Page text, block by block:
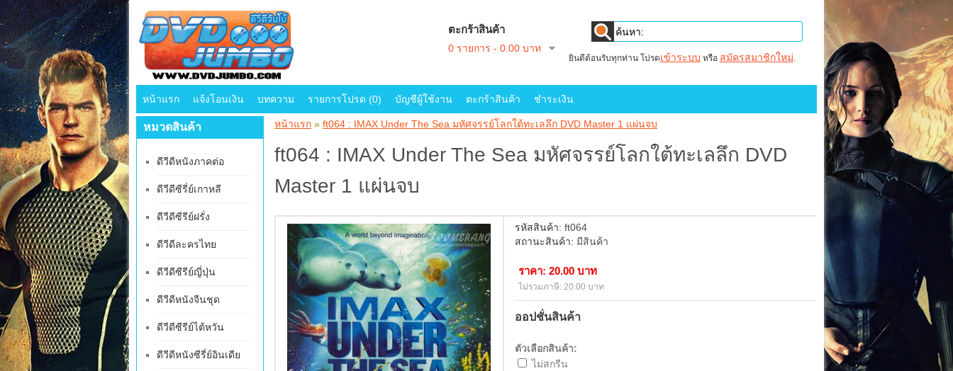
ตะกร้าสินค้า
0 รายการ - 0.00 บาท
ยินดีต้อนรับทุกท่าน โปรดเข้าระบบ หรือ สมัครสมาชิกใหม่.
หน้าแรก แจ้งโอนเงิน บทความ รายการโปรด (0) บัญชีผู้ใช้งาน ตะกร้าสินค้า ชำระเงิน
หมวดสินค้า
ดีวีดีหนังภาคต่อ
ดีวีดีซีรี่ย์เกาหลี
ดีวีดีซีรีย์ฝรั่ง
ดีวีดีละครไทย
ดีวีดีซีรีย์ญี่ปุ่น
ดีวีดีหนังจีนชุด
ดีวีดีซีรีย์ไต้หวัน
ดีวีดีหนังซีรี่ย์อินเดีย
หน้าแรก » ft064 : IMAX Under The Sea มหัศจรรย์โลกใต้ทะเลลึก DVD Master 1 แผ่นจบ
ft064 : IMAX Under The Sea มหัศจรรย์โลกใต้ทะเลลึก DVD
Master 1 แผ่นจบ
รหัสสินค้า: ft064
สถานะสินค้า: มีสินค้า
ราคา: 20.00 บาท
ไม่รวมภาษี: 20.00 บาท
ออปชั่นสินค้า
ตัวเลือกสินค้า:
ไม่สกรีน